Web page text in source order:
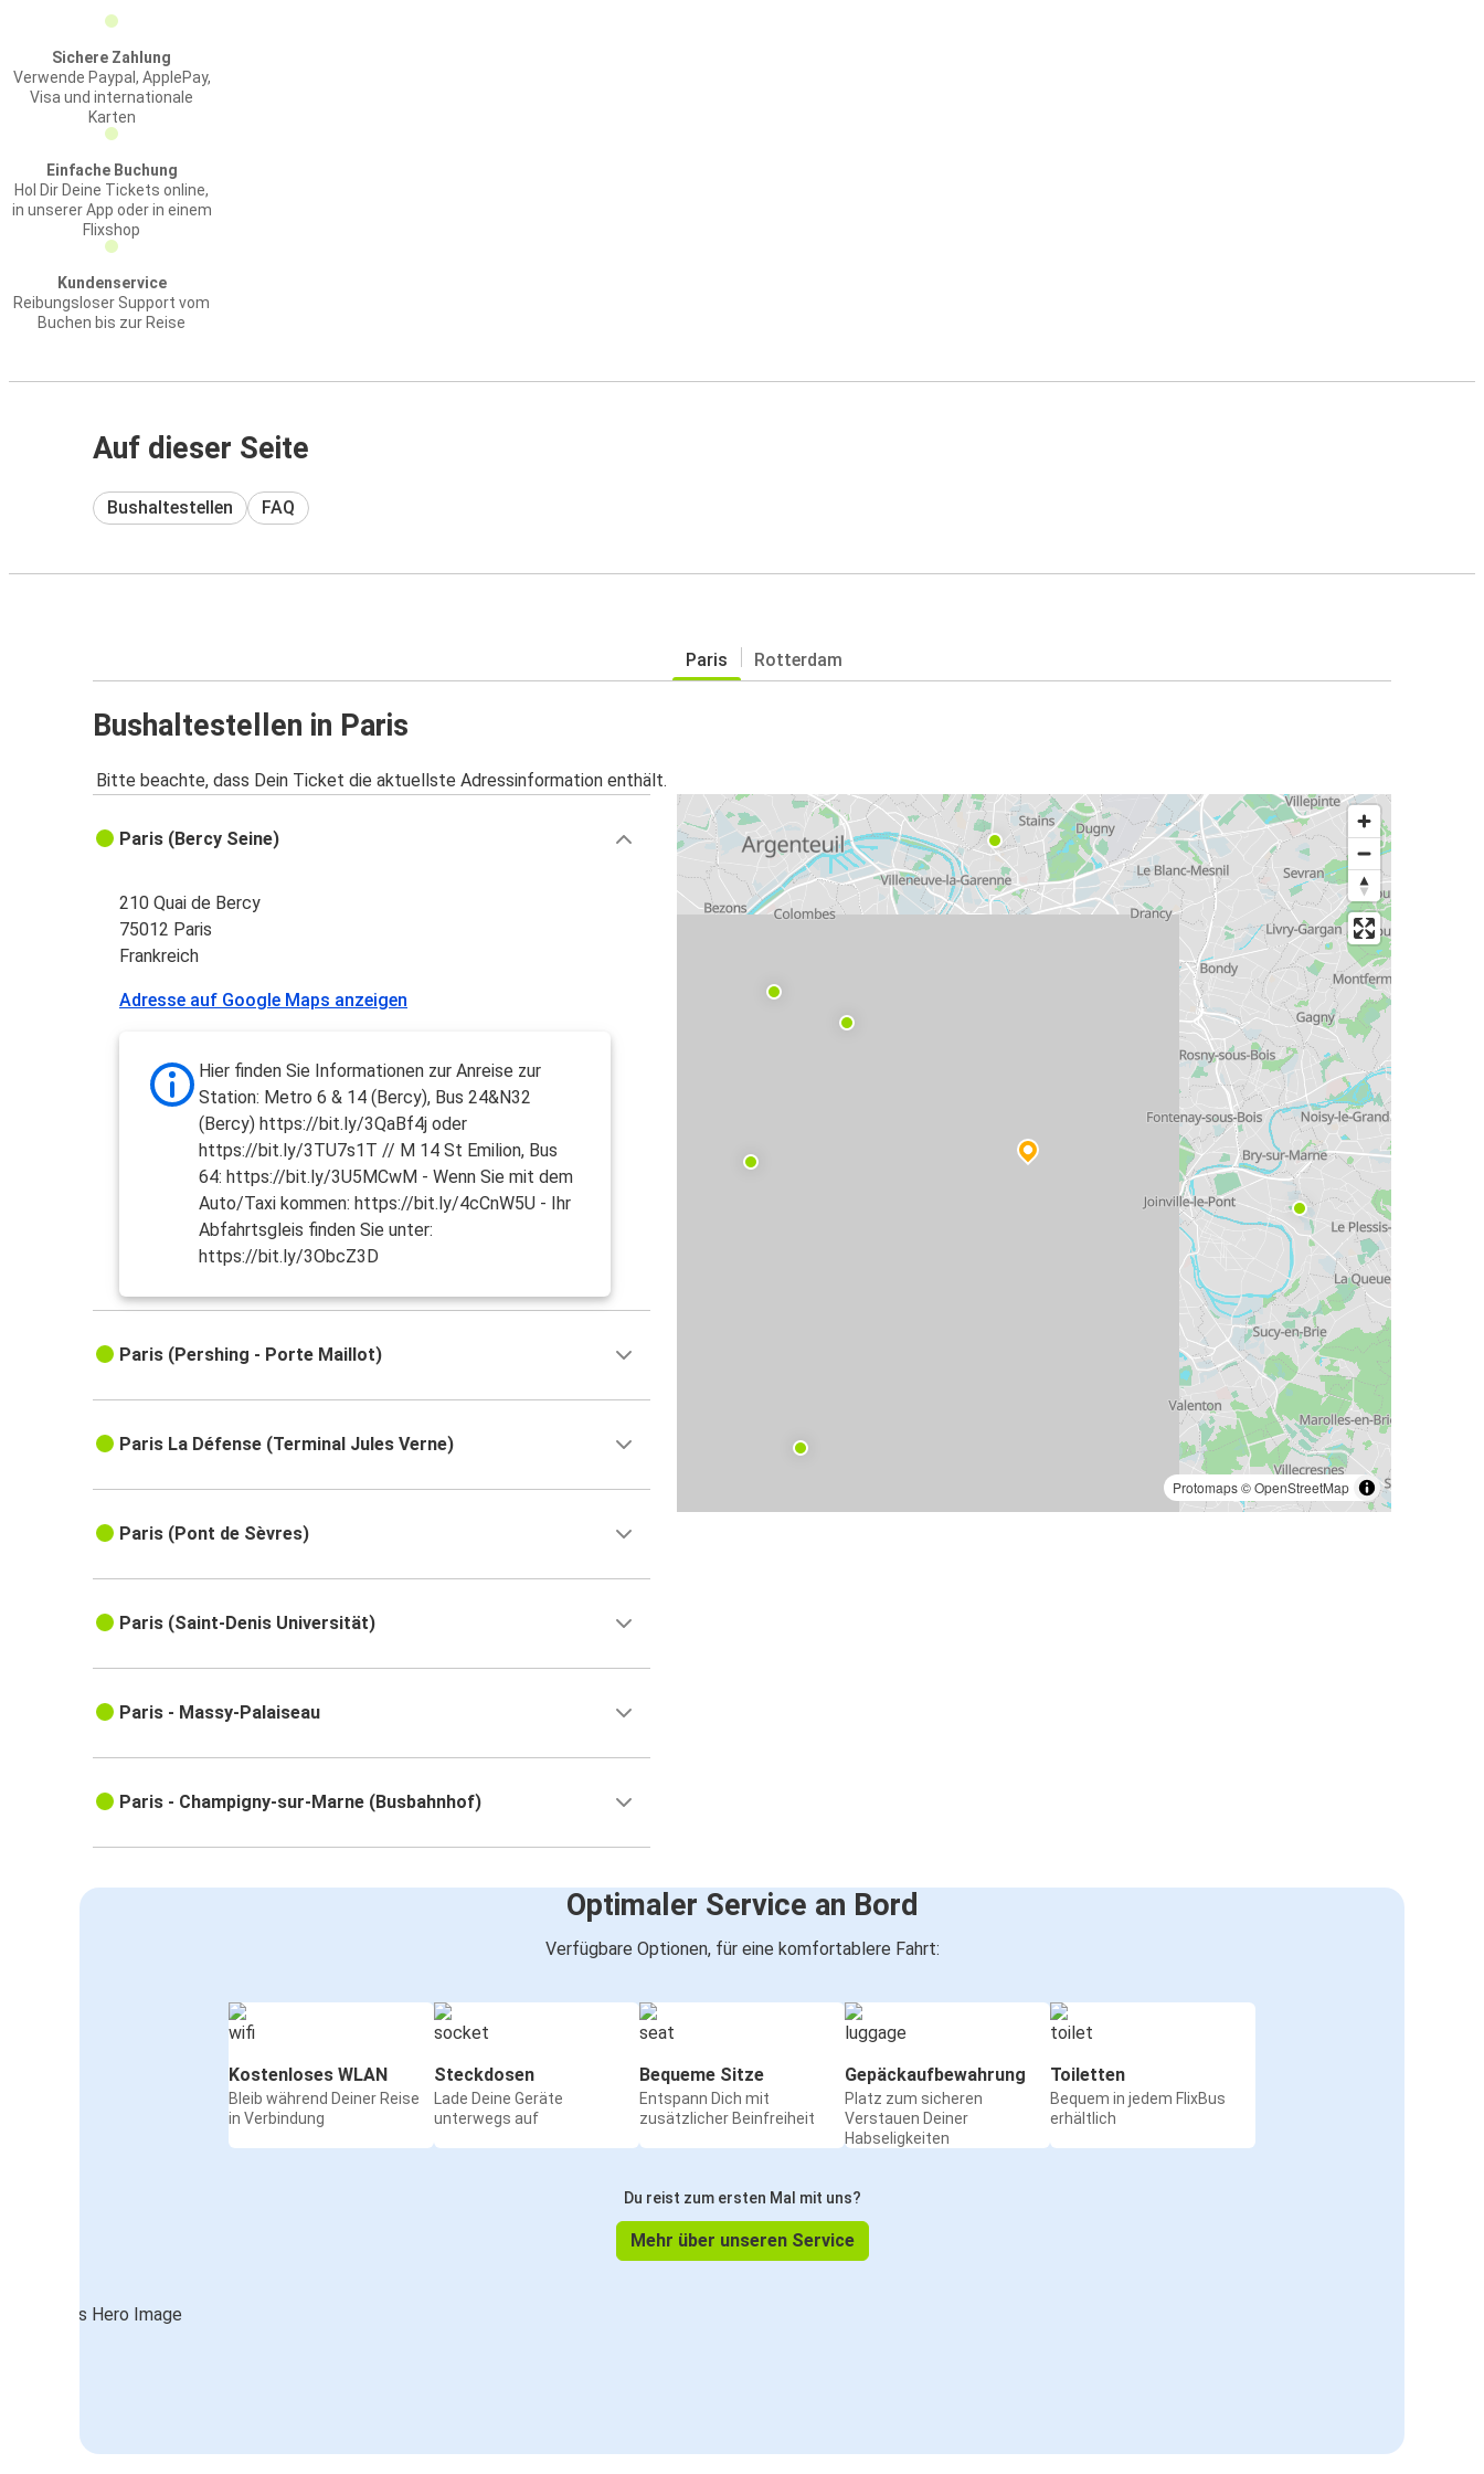
Sichere Zahlung
Verwende Paypal, ApplePay,
Visa und internationale
Karten
Einfache Buchung
Hol Dir Deine Tickets online,
in unserer App oder in einem
Flixshop
Kundenservice
Reibungsloser Support vom
Buchen bis zur Reise
Auf dieser Seite
Bushaltestellen FAQ
Paris Rotterdam
Bushaltestellen in Paris
Bitte beachte, dass Dein Ticket die aktuellste Adressinformation enthält.
Protomaps©OpenStreetMap
Paris (Bercy Seine)
210 Quai de Bercy
75012 Paris
Frankreich
Adresse auf Google Maps anzeigen
Hier finden Sie Informationen zur Anreise zur
Station: Metro 6 & 14 (Bercy), Bus 24&N32
(Bercy) https://bit.ly/3QaBf4j oder
https://bit.ly/3TU7s1T // M 14 St Emilion, Bus
64: https://bit.ly/3U5MCwM - Wenn Sie mit dem
Auto/Taxi kommen: https://bit.ly/4cCnW5U - Ihr
Abfahrtsgleis finden Sie unter:
https://bit.ly/3ObcZ3D
Paris (Pershing - Porte Maillot)
Paris La Défense (Terminal Jules Verne)
Paris (Pont de Sèvres)
Paris (Saint-Denis Universität)
Paris - Massy-Palaiseau
Paris - Champigny-sur-Marne (Busbahnhof)
Optimaler Service an Bord
Verfügbare Optionen, für eine komfortablere Fahrt:
Kostenloses WLAN
Bleib während Deiner Reise
in Verbindung
Steckdosen
Lade Deine Geräte
unterwegs auf
Bequeme Sitze
Entspann Dich mit
zusätzlicher Beinfreiheit
Gepäckaufbewahrung
Platz zum sicheren
Verstauen Deiner
Habseligkeiten
Toiletten
Bequem in jedem FlixBus
erhältlich
Du reist zum ersten Mal mit uns?
Mehr über unseren Service